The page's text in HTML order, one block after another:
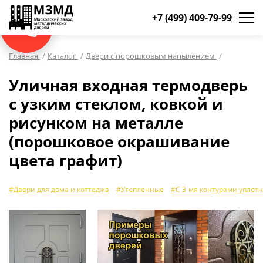
НЕТ, ВЫБРАТЬ ДРУГОЙ
+7 (499) 409-79-99
КАТАЛОГ ПРОДУКЦИИ
ДВЕРИ ПО НАЗНАЧЕНИЮ
Противопожарные двери (19)
Двери для дома и коттеджа (181)
Двери в квартиру и в офис (93)
Тамбурные двери в подъезд
Для веранды и террасы (12)
На лестничную площадку (14)
Для офиса
(52)
Главная / Каталог / Двери с порошковым напылением /
Уличная входная термодверь
с узким стеклом, ковкой и
рисунком на металле
(порошковое окрашивание
цвета графит)
#Двери для дома и коттеджа #Утепленные #С 3-мя контурами
Max
Мы онлайн!
WhatsApp
Мы онлайн!
Max
Мы онлайн!
WhatsApp
Мы онлайн!